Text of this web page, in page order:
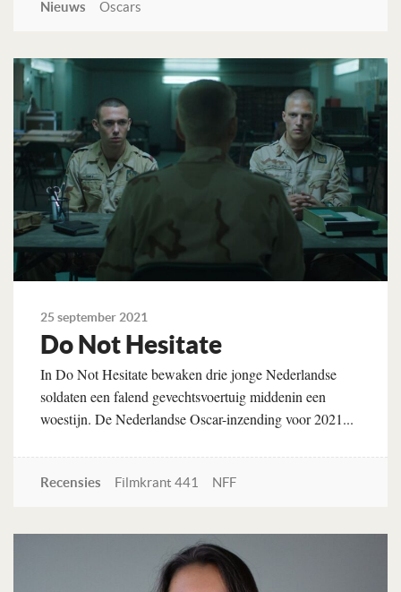
Nieuws Oscars
Lees verder
25 september 2021
Do Not Hesitate
In Do Not Hesitate bewaken drie jonge Nederlandse
soldaten een falend gevechtsvoertuig middenin een
woestijn. De Nederlandse Oscar-inzending voor 2021...
Recensies Filmkrant 441 NFF
Lees verder